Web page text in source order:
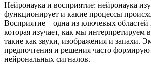
Нейронаука и восприятие: нейронаука
функционирует и какие процессы
Восприятие – одна из ключевых областей
которая изучает, как мы интерпретируем
такие как звуки, изображения и запахи.
предпочтения и решения часто
нейрональных сигналов.